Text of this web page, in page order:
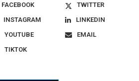
FACEBOOK
TWITTER
INSTAGRAM
LINKEDIN
YOUTUBE
EMAIL
TIKTOK